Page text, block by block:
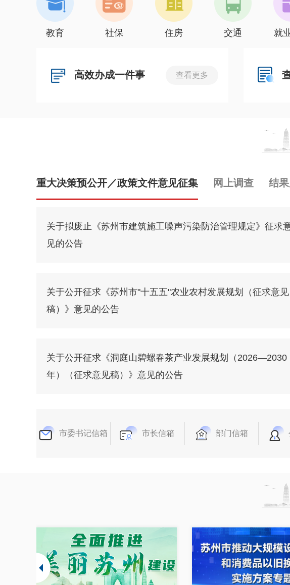
教育 社保 住房 交通 就
高效办成一件事 查看更多
重大决策预公开／政策文件意见征集 网上调查 结
关于拟废止《苏州市建筑施工噪声污染防治管理规定》征求
见的公告
关于公开征求《苏州市"十五五"农业农村发展规划（征求意见
稿）》意见的公告
关于公开征求《洞庭山碧螺春茶产业发展规划（2026—2030
年）（征求意见稿）》意见的公告
市委书记信箱 市长信箱 部门信箱